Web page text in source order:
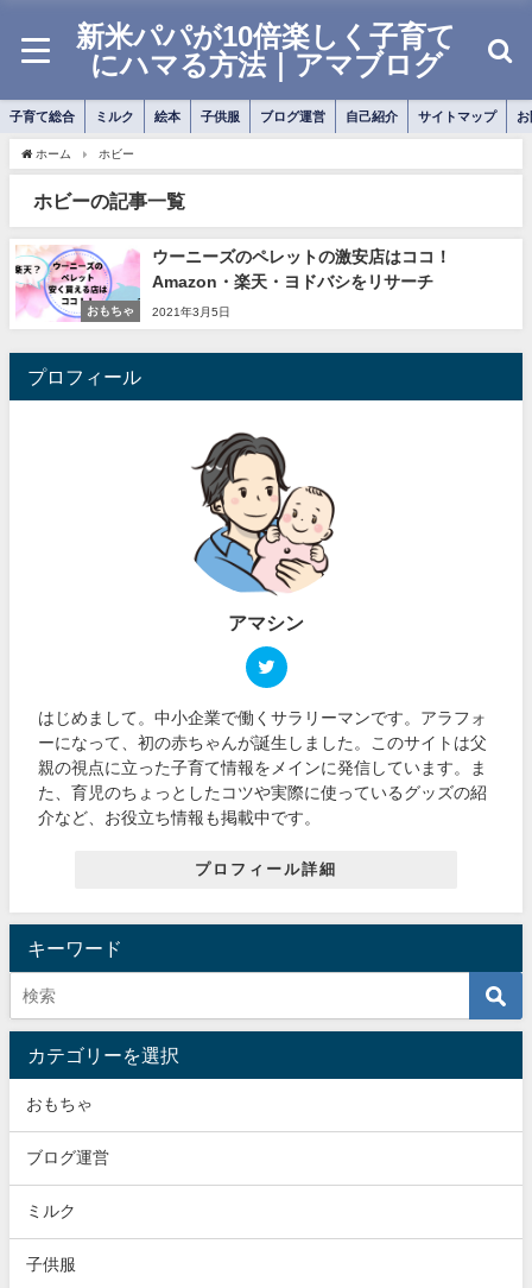
新米パパが10倍楽しく子育て
にハマる方法｜アマブログ
子育て総合 ミルク 絵本 子供服 ブログ運営 自己紹介 サイトマップ
ホーム ホビー
ホビーの記事一覧
おもちゃ
ウーニーズのペレットの激安店はココ！
Amazon・楽天・ヨドバシをリサーチ
2021年3月5日
プロフィール
アマシン
はじめまして。中小企業で働くサラリーマンです。アラフォ
ーになって、初の赤ちゃんが誕生しました。このサイトは父
親の視点に立った子育て情報をメインに発信しています。ま
た、育児のちょっとしたコツや実際に使っているグッズの紹
介など、お役立ち情報も掲載中です。
プロフィール詳細
キーワード
カテゴリーを選択
おもちゃ
ブログ運営
ミルク
子供服